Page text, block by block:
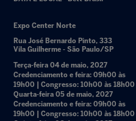
Expo Center Norte
Rua José Bernardo Pinto, 333
Vila Guilherme - São Paulo/SP
Terça-feira 04 de maio, 2027
Credenciamento e feira: 09h00 às
19h00 | Congresso: 10h00 às 18h00
Quarta-feira 05 de maio, 2027
Credenciamento e feira: 09h00 às
19h00 | Congresso: 10h00 às 18h00